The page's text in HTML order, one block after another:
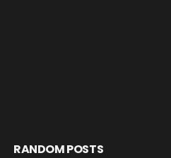
RANDOM POSTS